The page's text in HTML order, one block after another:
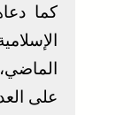
كما
على